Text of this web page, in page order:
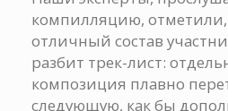
компилляцию,
отличный состав
разбит трек-лист:
композиция плавно
следующую, как бы